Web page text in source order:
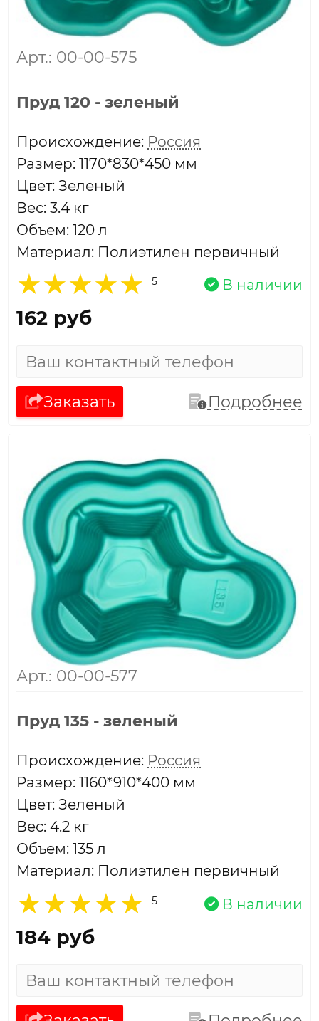
Арт.: 00-00-575
Пруд 120 - зеленый
Проиcхождение: Россия
Размер: 1170*830*450 мм
Цвет: Зеленый
Вес: 3.4 кг
Объем: 120 л
Материал: Полиэтилен первичный
5 В наличии
162 руб
Заказать Подробнее
Арт.: 00-00-577
Пруд 135 - зеленый
Проиcхождение: Россия
Размер: 1160*910*400 мм
Цвет: Зеленый
Вес: 4.2 кг
Объем: 135 л
Материал: Полиэтилен первичный
5 В наличии
184 руб